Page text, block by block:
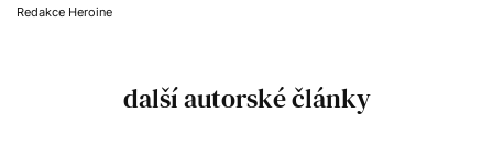
Redakce Heroine
další autorské články